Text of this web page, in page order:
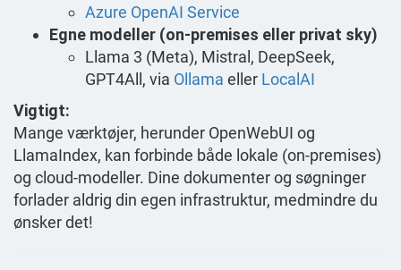
Azure OpenAI Service
Egne modeller (on-premises eller privat sky)
Llama 3 (Meta), Mistral, DeepSeek,
GPT4All, via Ollama eller LocalAI
Vigtigt:
Mange værktøjer, herunder OpenWebUI og
LlamaIndex, kan forbinde både lokale (on-premises)
og cloud-modeller. Dine dokumenter og søgninger
forlader aldrig din egen infrastruktur, medmindre du
ønsker det!